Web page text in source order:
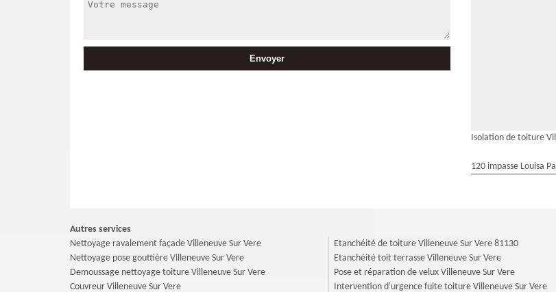
Isolation de toiture
120 impasse Louisa
Autres services
Nettoyage ravalement façade Villeneuve Sur Vere
Nettoyage pose gouttière Villeneuve Sur Vere
Demoussage nettoyage toiture Villeneuve Sur Vere
Couvreur Villeneuve Sur Vere
Etanchéité de toiture Villeneuve Sur Vere 81130
Etanchéité toit terrasse Villeneuve Sur Vere
Pose et réparation de velux Villeneuve Sur Vere
Intervention d'urgence fuite toiture Villeneuve Sur Vere